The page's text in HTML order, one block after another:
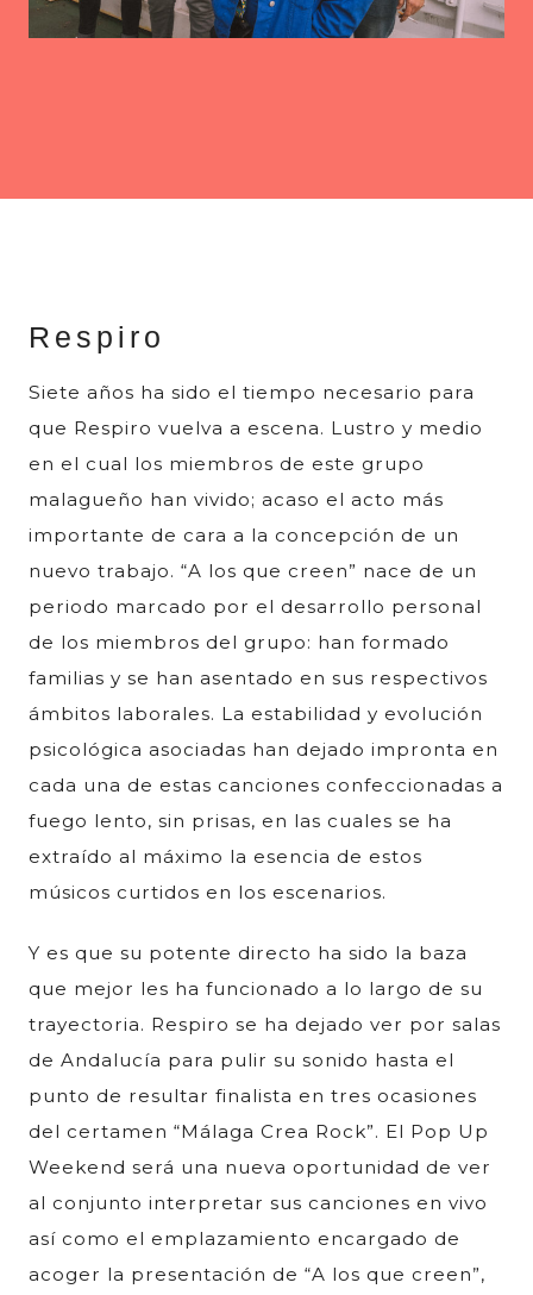
Respiro
Siete años ha sido el tiempo necesario para
que Respiro vuelva a escena. Lustro y medio
en el cual los miembros de este grupo
malagueño han vivido; acaso el acto más
importante de cara a la concepción de un
nuevo trabajo. “A los que creen” nace de un
periodo marcado por el desarrollo personal
de los miembros del grupo: han formado
familias y se han asentado en sus respectivos
ámbitos laborales. La estabilidad y evolución
psicológica asociadas han dejado impronta en
cada una de estas canciones confeccionadas a
fuego lento, sin prisas, en las cuales se ha
extraído al máximo la esencia de estos
músicos curtidos en los escenarios.
Y es que su potente directo ha sido la baza
que mejor les ha funcionado a lo largo de su
trayectoria. Respiro se ha dejado ver por salas
de Andalucía para pulir su sonido hasta el
punto de resultar finalista en tres ocasiones
del certamen “Málaga Crea Rock”. El Pop Up
Weekend será una nueva oportunidad de ver
al conjunto interpretar sus canciones en vivo
así como el emplazamiento encargado de
acoger la presentación de “A los que creen”,